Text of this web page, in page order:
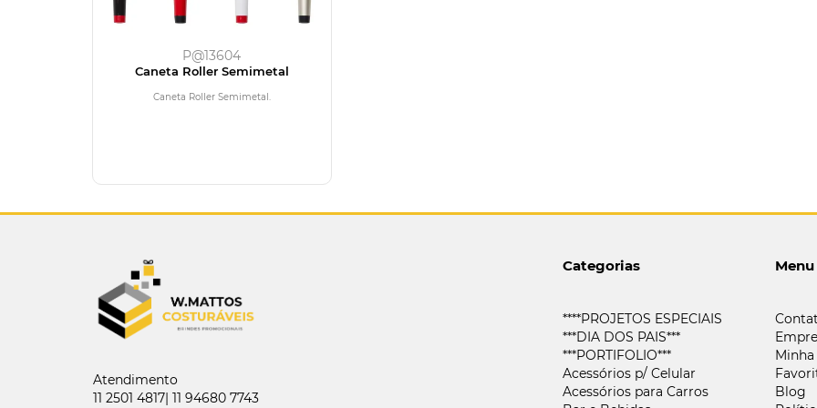
P@13604
Caneta Roller Semimetal
Caneta Roller Semimetal.
Atendimento
11 2501 4817| 11 94680 7743
Categorias
****PROJETOS ESPECIAIS
***DIA DOS PAIS***
***PORTIFOLIO***
Acessórios p/ Celular
Acessórios para Carros
Menu
Blog